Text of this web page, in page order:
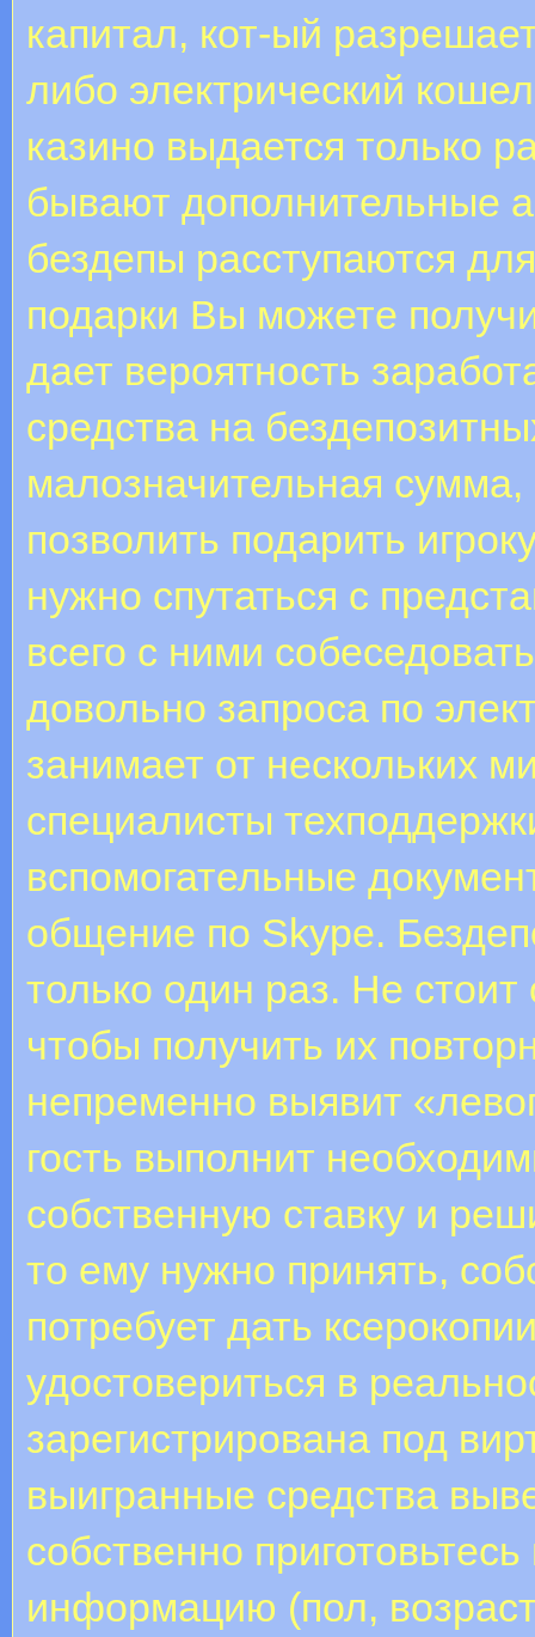
капитал, кот-ый
либо электрический
казино выдается только
бывают дополнительные
бездепы расступаются
подарки Вы можете
дает вероятность
средства на
малозначительная
позволить подарить
нужно спутаться с
всего с ними
довольно запроса по
занимает от нескольких
специалисты
вспомогательные
общение по Skype.
только один раз. Не
чтобы получить их
непременно выявит
гость выполнит
собственную ставку и
то ему нужно принять,
потребует дать
удостовериться в
зарегистрирована под
выигранные средства
собственно
информацию (пол,